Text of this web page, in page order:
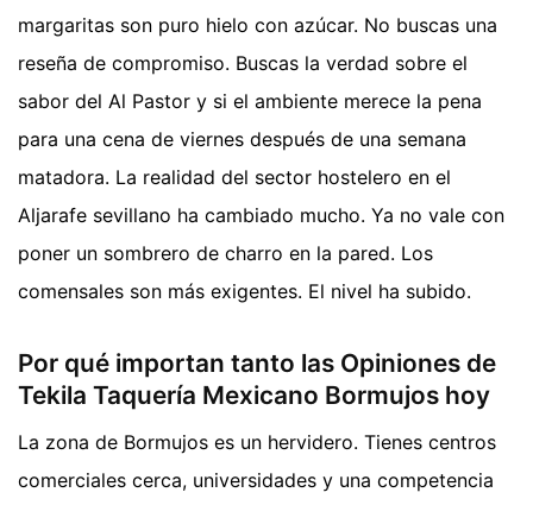
margaritas son puro hielo con azúcar. No buscas una
reseña de compromiso. Buscas la verdad sobre el
sabor del Al Pastor y si el ambiente merece la pena
para una cena de viernes después de una semana
matadora. La realidad del sector hostelero en el
Aljarafe sevillano ha cambiado mucho. Ya no vale con
poner un sombrero de charro en la pared. Los
comensales son más exigentes. El nivel ha subido.
Por qué importan tanto las Opiniones de
Tekila Taquería Mexicano Bormujos hoy
La zona de Bormujos es un hervidero. Tienes centros
comerciales cerca, universidades y una competencia